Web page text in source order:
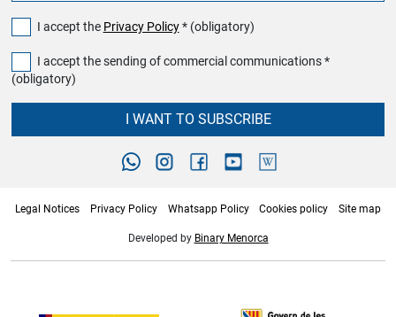
I accept the Privacy Policy* (obligatory)
I accept the sending of commercial communications *
(obligatory)
I WANT TO SUBSCRIBE
Legal Notices Privacy Policy Whatsapp Policy Cookies policy Site map
Developed by Binary Menorca